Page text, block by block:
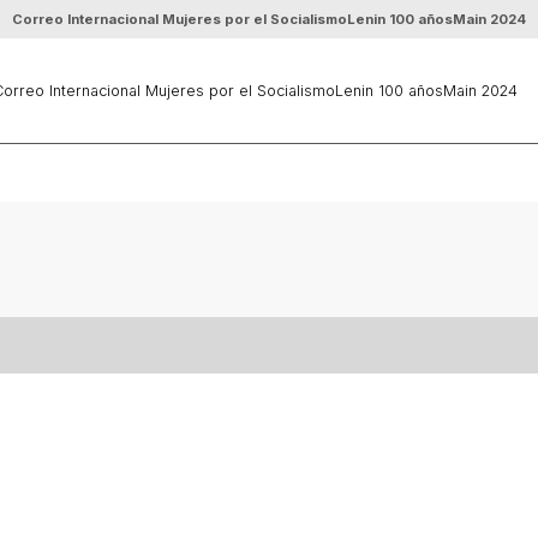
Correo Internacional Mujeres por el SocialismoLenin 100 añosMain 2024
Internacional Mujeres por el SocialismoLenin 100 añosMain 2024